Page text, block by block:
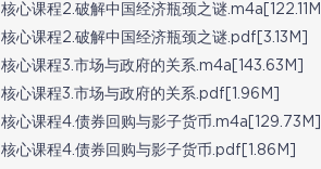
核心课程2.破解中国经济瓶颈之谜.m4a[122.11M]
核心课程2.破解中国经济瓶颈之谜.pdf[3.13M]
核心课程3.市场与政府的关系.m4a[143.63M]
核心课程3.市场与政府的关系.pdf[1.96M]
核心课程4.债券回购与影子货币.m4a[129.73M]
核心课程4.债券回购与影子货币.pdf[1.86M]